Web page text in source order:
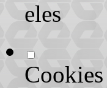
eles